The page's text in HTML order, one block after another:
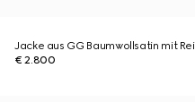
Jacke aus GG Baumwollsatin mit
€ 2.800